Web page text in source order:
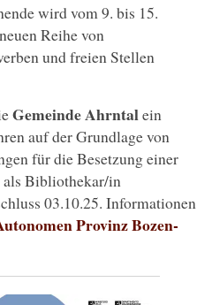
wird vom 9. bis 15.
Reihe von
und freien Stellen
Gemeinde Ahrntalein
auf der Grundlage von
für die Besetzung einer
Bibliothekar/in
03.10.25. Informationen
Provinz Bozen-